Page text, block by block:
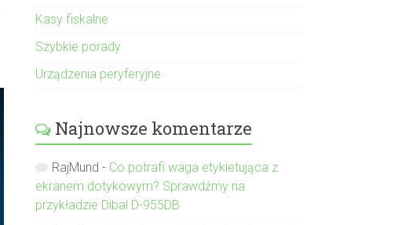
Kasy fiskalne
Szybkie porady
Urządzenia peryferyjne
Najnowsze komentarze
RajMund - Co potrafi waga etykietująca z
ekranem dotykowym? Sprawdźmy na
przykładzie Dibal D-955DB